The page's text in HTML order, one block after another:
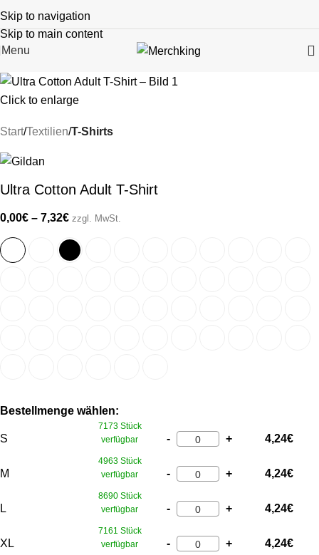
Skip to navigation
Skip to main content
Menu
Click to enlarge
Start Textilien T-Shirts
Ultra Cotton Adult T-Shirt
0,00€ – 7,32€ zzgl. MwSt.
Bestellmenge wählen:
S
7173 Stück
verfügbar
- + 4,24€
M
4963 Stück
verfügbar
- + 4,24€
L
8690 Stück
verfügbar
- + 4,24€
XL
7161 Stück
verfügbar
- + 4,24€